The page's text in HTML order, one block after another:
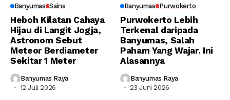
Banyumas Sains
Heboh Kilatan Cahaya
Hijau di Langit Jogja,
Astronom Sebut
Meteor Berdiameter
Sekitar 1 Meter
Banyumas Raya
12 Juli 2026
Banyumas Purwokerto
Purwokerto Lebih
Terkenal daripada
Banyumas, Salah
Paham Yang Wajar. Ini
Alasannya
Banyumas Raya
23 Juni 2026